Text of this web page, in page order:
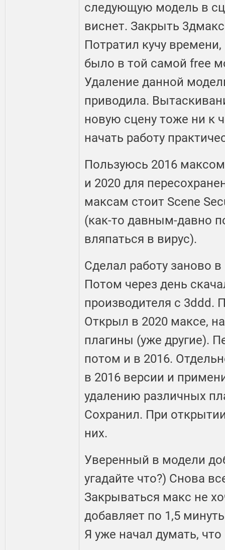
следующую модель в
виснет. Закрыть
Потратил кучу
было в той самой free
Удаление данной
приводила.
новую сцену тоже ни к
начать работу
Пользуюсь 2016
и 2020 для
максам стоит Scene
(как-то давным-давно
вляпаться в вирус).
Сделал работу заново
Потом через день
производителя с 3ddd.
Открыл в 2020 максе,
плагины (уже другие).
потом и в 2016.
в 2016 версии и
удалению различных
Сохранил. При
них.
Уверенный в модели
угадайте что?) Снова
Закрываться макс не
добавляет по 1,5
Я уже начал думать,